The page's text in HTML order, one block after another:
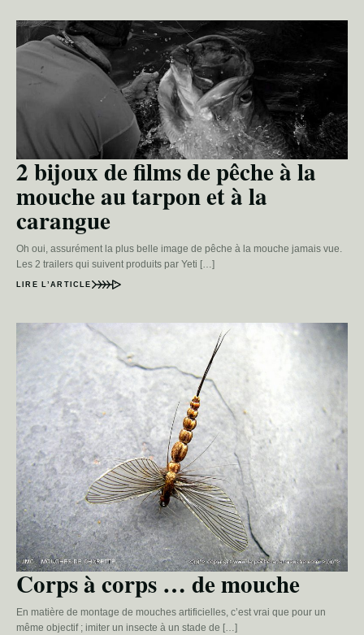
2 bijoux de films de pêche à la
mouche au tarpon et à la
carangue
Oh oui, assurément la plus belle image de pêche à la mouche jamais vue.
Les 2 trailers qui suivent produits par Yeti […]
LIRE L’ARTICLE
Corps à corps … de mouche
En matière de montage de mouches artificielles, c’est vrai que pour un
même objectif ; imiter un insecte à un stade de […]